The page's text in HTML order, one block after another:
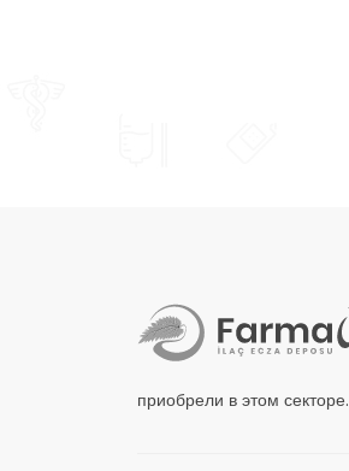
приобрели в этом секторе.